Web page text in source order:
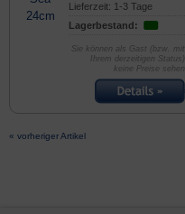
Lieferzeit: 1-3 Tage
Lagerbestand:
Sie können als Gast (bzw. mit
Ihrem derzeitigen Status)
keine Preise sehen
« vorheriger Artikel